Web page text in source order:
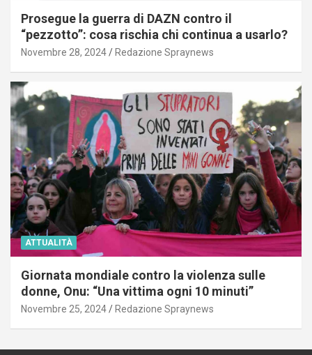
Prosegue la guerra di DAZN contro il
“pezzotto”: cosa rischia chi continua a usarlo?
Novembre 28, 2024 Redazione Spraynews
ATTUALITÀ
Giornata mondiale contro la violenza sulle
donne, Onu: “Una vittima ogni 10 minuti”
Novembre 25, 2024 Redazione Spraynews